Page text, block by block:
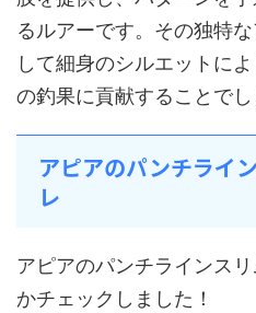
るルアーです。その独特
して細身のシルエットに
の釣果に貢献することでし
アピアのパンチライ
レ
アピアのパンチラインス
かチェックしました！